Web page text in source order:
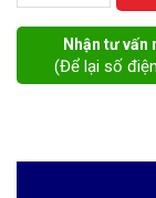
Nhận tư vấn
(Để lại số